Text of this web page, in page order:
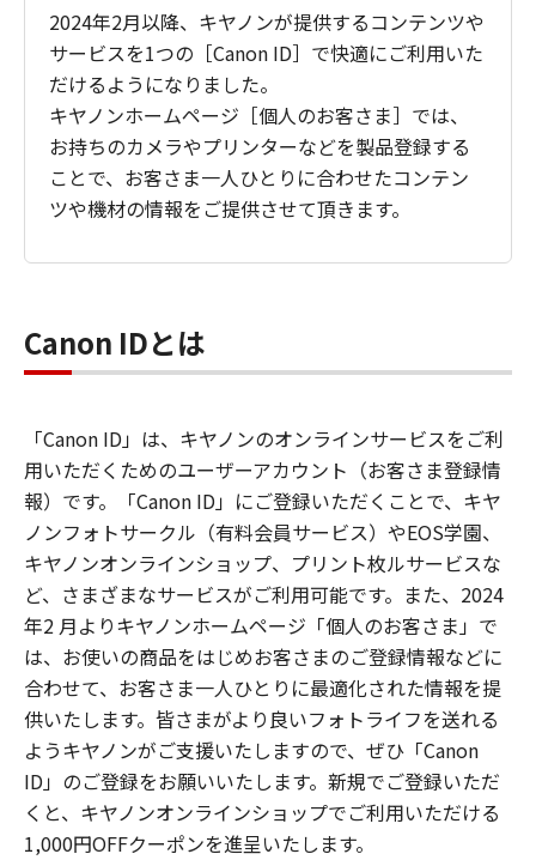
2024年2月以降、キヤノンが提供するコンテンツや
サービスを1つの［Canon ID］で快適にご利用いた
だけるようになりました。
キヤノンホームページ［個人のお客さま］では、
お持ちのカメラやプリンターなどを製品登録する
ことで、お客さま一人ひとりに合わせたコンテン
ツや機材の情報をご提供させて頂きます。
Canon IDとは
「Canon ID」は、キヤノンのオンラインサービスをご利
用いただくためのユーザーアカウント（お客さま登録情
報）です。「Canon ID」にご登録いただくことで、キヤ
ノンフォトサークル（有料会員サービス）やEOS学園、
キヤノンオンラインショップ、プリント枚ルサービスな
ど、さまざまなサービスがご利用可能です。また、2024
年2 月よりキヤノンホームページ「個人のお客さま」で
は、お使いの商品をはじめお客さまのご登録情報などに
合わせて、お客さま一人ひとりに最適化された情報を提
供いたします。皆さまがより良いフォトライフを送れる
ようキヤノンがご支援いたしますので、ぜひ「Canon
ID」のご登録をお願いいたします。新規でご登録いただ
くと、キヤノンオンラインショップでご利用いただける
1,000円OFFクーポンを進呈いたします。